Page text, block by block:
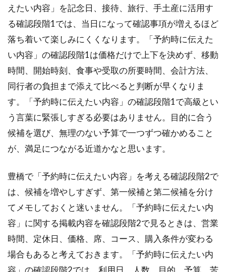
えたい内容」を記念日、接待、旅行、手土産に活用す
る確認段階1では、当日になって確認事項が増えるほど
落ち着いて楽しみにくくなります。「予約時に伝えた
い内容」の確認段階1は価格だけで上下を決めず、移動
時間、開始時刻、食事や受取の所要時間、会計方法、
同行者の負担まで添えて比べると判断が早くなりま
す。「予約時に伝えたい内容」の確認段階1で高級とい
う言葉に緊張しすぎる必要はありません。目的に合う
候補を選び、無理のない予算で一つずつ確かめること
が、満足につながる近道かなと思います。
豊橋で「予約時に伝えたい内容」を考える確認段階2で
は、候補を増やしすぎず、第一候補と第二候補を分け
てメモしておくと迷いません。「予約時に伝えたい内
容」に関する掲載内容を確認段階2で見るときは、営業
時間、定休日、価格、席、コース、購入条件が変わる
場合もあると考えておきます。「予約時に伝えたい内
容」の確認段階2では、利用日、人数、目的、予算、苦